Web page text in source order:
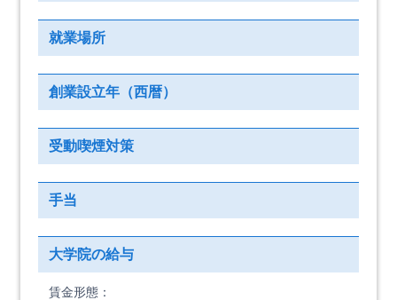
就業場所
創業設立年（西暦）
受動喫煙対策
手当
大学院の給与
賃金形態：